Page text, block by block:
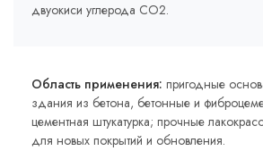
двуокиси углерода СО2.
Область применения: пригодные
здания из бетона, бетонные и
цементная штукатурка; прочные
для новых покрытий и обновления.